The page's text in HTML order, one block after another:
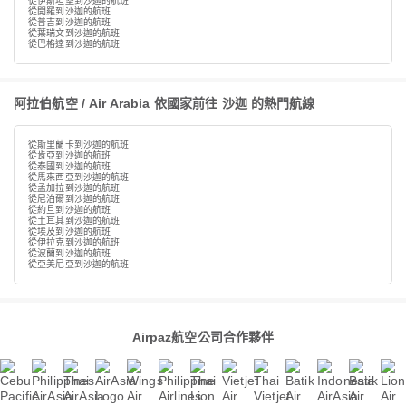
從開羅到沙迦的航班
從普吉到沙迦的航班
從葉瑞文到沙迦的航班
從巴格達到沙迦的航班
阿拉伯航空 / Air Arabia 依國家前往 沙迦 的熱門航線
從斯里蘭卡到沙迦的航班
從肯亞到沙迦的航班
從泰國到沙迦的航班
從馬來西亞到沙迦的航班
從孟加拉到沙迦的航班
從尼泊爾到沙迦的航班
從約旦到沙迦的航班
從土耳其到沙迦的航班
從埃及到沙迦的航班
從伊拉克到沙迦的航班
從波蘭到沙迦的航班
從亞美尼亞到沙迦的航班
Airpaz航空公司合作夥伴